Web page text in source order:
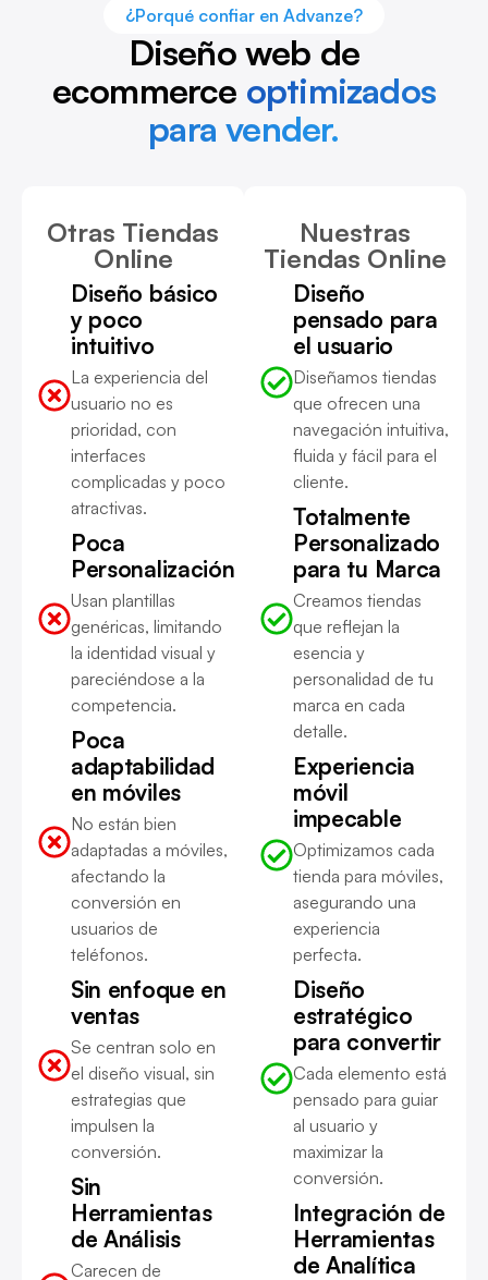
¿Porqué confiar en Advanze?
Diseño web de
ecommerce optimizados
para vender.
Otras Tiendas
Online
Diseño básico
y poco
intuitivo
La experiencia del
usuario no es
prioridad, con
interfaces
complicadas y poco
atractivas.
Poca
Personalización
Usan plantillas
genéricas, limitando
la identidad visual y
pareciéndose a la
competencia.
Poca
adaptabilidad
en móviles
No están bien
adaptadas a móviles,
afectando la
conversión en
usuarios de
teléfonos.
Sin enfoque en
ventas
Se centran solo en
el diseño visual, sin
estrategias que
impulsen la
conversión.
Sin
Herramientas
de Análisis
Carecen de
Nuestras
Tiendas Online
Diseño
pensado para
el usuario
Diseñamos tiendas
que ofrecen una
navegación intuitiva,
fluida y fácil para el
cliente.
Totalmente
Personalizado
para tu Marca
Creamos tiendas
que reflejan la
esencia y
personalidad de tu
marca en cada
detalle.
Experiencia
móvil
impecable
Optimizamos cada
tienda para móviles,
asegurando una
experiencia
perfecta.
Diseño
estratégico
para convertir
Cada elemento está
pensado para guiar
al usuario y
maximizar la
conversión.
Integración de
Herramientas
de Analítica